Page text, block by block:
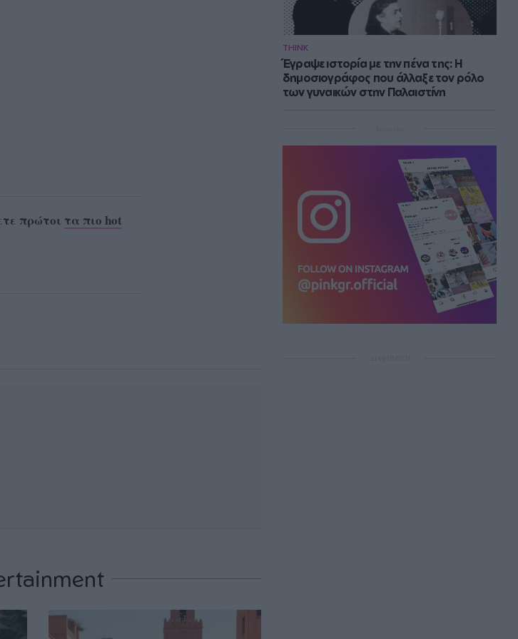
THINK
Έγραψε ιστορία με την πένα της: Η
δημοσιογράφος που άλλαξε τον ρόλο
των γυναικών στην Παλαιστίνη
πρώτοι τα πιο hot